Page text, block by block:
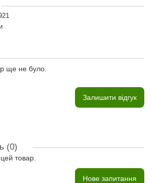
ще не було.
Залишити відгук
(0)
товар.
Нове запитання